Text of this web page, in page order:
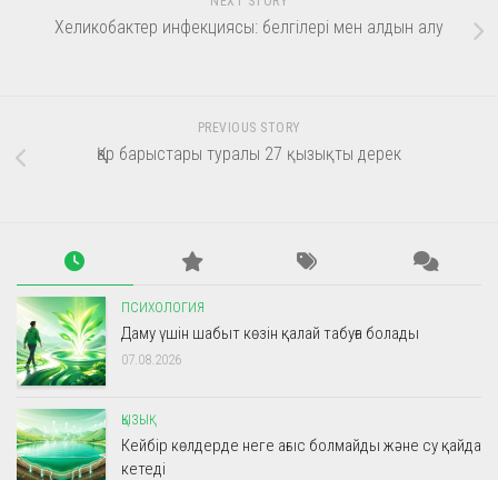
Хеликобактер инфекциясы: белгілері мен алдын алу
PREVIOUS STORY
Қар барыстары туралы 27 қызықты дерек
ПСИХОЛОГИЯ
Даму үшін шабыт көзін қалай табуға болады
07.08.2026
ҚЫЗЫҚ
Кейбір көлдерде неге ағыс болмайды және су қайда
кетеді